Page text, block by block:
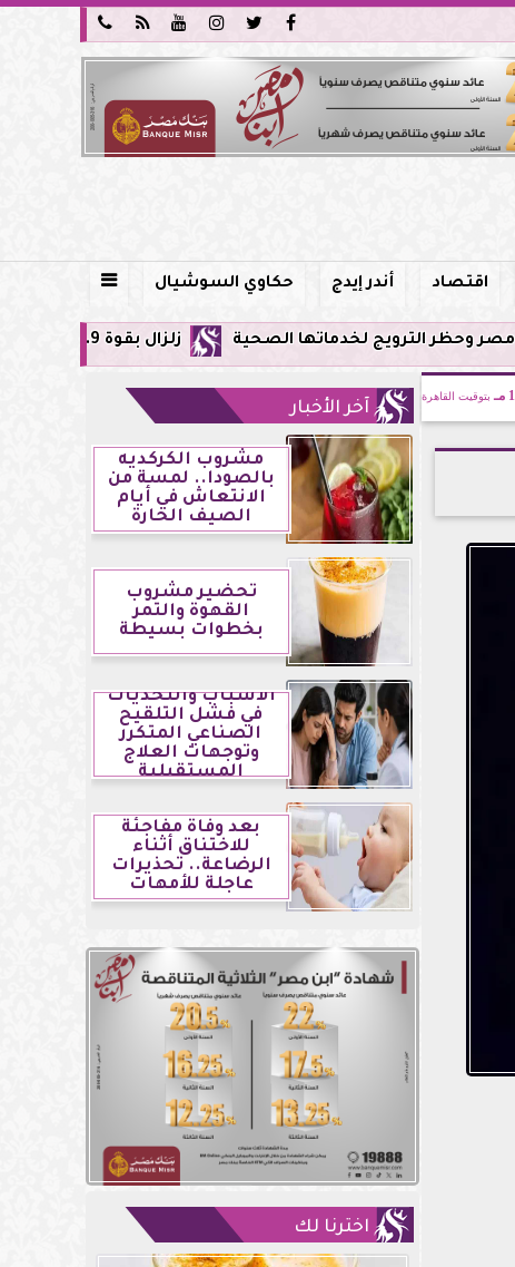






اقتصاد أندر إيدج حكاوي السوشيال 
زلزال بقوة 5.9 ريختر يشعر به سكان القاهرة وعدة محافظات.. مركزه شرق البحر المتوسط لخدماتها الصحية
بتوقيت القاهرة
آخر الأخبار
مشروب الكركديه
بالصودا.. لمسة من
الانتعاش في أيام
الصيف الحارة
تحضير مشروب
القهوة والتمر
بخطوات بسيطة
الأسباب والتحديات
في فشل التلقيح
الصناعي المتكرر
وتوجهات العلاج
المستقبلية
بعد وفاة مفاجئة
للاختناق أثناء
الرضاعة.. تحذيرات
عاجلة للأمهات
اخترنا لك